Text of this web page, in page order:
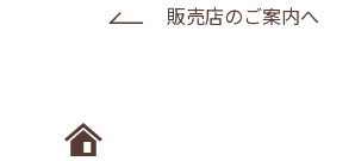
販売店のご案内へ